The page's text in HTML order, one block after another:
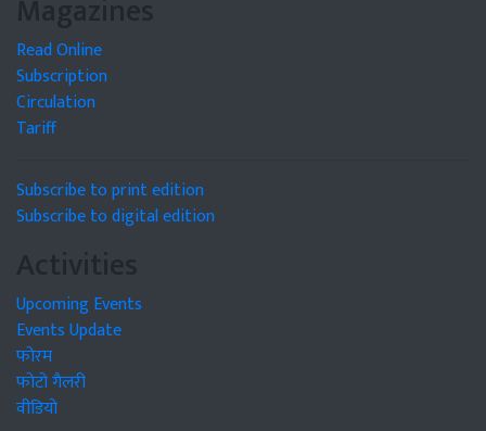
Magazines
Read Online
Subscription
Circulation
Tariff
Subscribe to print edition
Subscribe to digital edition
Activities
Upcoming Events
Events Update
फोरम
फोटो गैलरी
वीडियो